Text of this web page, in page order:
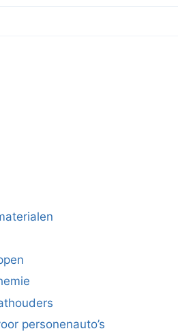
personenauto’s